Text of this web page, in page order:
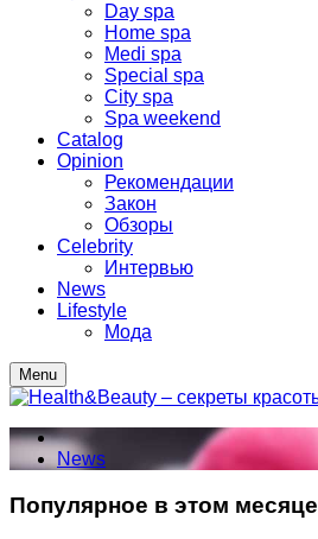
Day spa
Home spa
Medi spa
Special spa
City spa
Spa weekend
Catalog
Opinion
Рекомендации
Закон
Обзоры
Celebrity
Интервью
News
Lifestyle
Мода
Menu
News
Популярное в этом месяце